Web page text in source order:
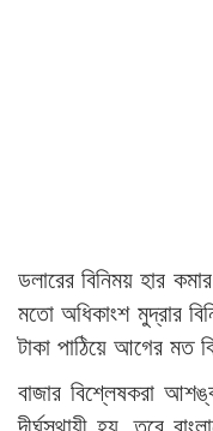
ডলারের বিনিময় হার
মতো অধিকাংশ মুদ্রার
টাকা পাঠিয়ে আগের মত
বাজার বিশ্লেষকরা